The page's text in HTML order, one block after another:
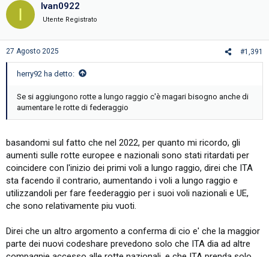
Inviato dal mio 2311DRK48G utilizzando Tapatalk
t
i
n
s
I Ivan0922
Utente Registrato
27 Agosto 2025 #1,391
herry92 ha detto:
Se si aggiungono rotte a lungo raggio c'è magari bisogno anche di
aumentare le rotte di federaggio
basandomi sul fatto che nel 2022, per quanto mi ricordo, gli
aumenti sulle rotte europee e nazionali sono stati ritardati per
coincidere con l'inizio dei primi voli a lungo raggio, direi che ITA
sta facendo il contrario, aumentando i voli a lungo raggio e
utilizzandoli per fare feederaggio per i suoi voli nazionali e UE,
che sono relativamente piu vuoti.
Direi che un altro argomento a conferma di cio e' che la maggior
parte dei nuovi codeshare prevedono solo che ITA dia ad altre